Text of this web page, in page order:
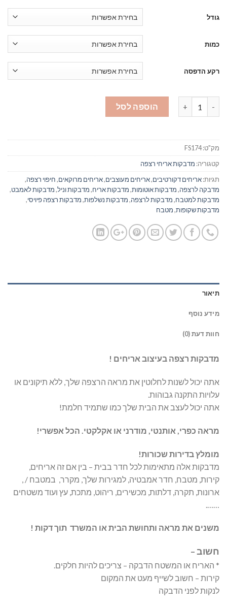
גודל
כמות
רקע הדפסה
כמות של מדבקות אריחים לרצפה 174 אוקר-חום
הוספה לסל
מק"ט:FS174
קטגוריה: מדבקות אריחי רצפה
תגיות:אריחים דקורטיבים,אריחים מעוצבים,אריחים מרוקאים,חיפוי רצפה,
מדבקה לרצפה,מדבקות אוטומות,מדבקות אריח,מדבקות וניל,מדבקות לאמבט,
מדבקות למטבח,מדבקות לרצפה,מדבקות נשלפות,מדבקות רצפה פיויסי,
מדבקות שקופות,מטבח
תיאור
מידע נוסף
חוות דעת (0)
מדבקות רצפה בעיצוב אריחים !
אתה יכול לשנות לחלוטין את מראה הרצפה שלך, ללא תיקונים או
עלויות התקנה גבוהות.
אתה יכול לעצב את הבית שלך כמו שתמיד חלמת!
מראה כפרי, אותנטי, מודרני או אקלקטי. הכל אפשרי!
מומלץ בדירות שכורות!
מדבקות אלה מתאימות לכל חדר בבית – בין אם זה אריחים,
קירות, מטבח, חדר אמבטיה, למגירות שלך, מקרר, במטבח / ,
ארונות, תקרה, דלתות, מכשירים, ריהוט, מתכת, עץ ועוד משטחים
משנים את מראה ותחושת הבית או המשרד תוך דקות !
חשוב –
* האריח או המשטח הדבקה – צריכים להיות חלקים.
קירות – חשוב לשייף מעט את המקום
לנקות לפני הדבקה